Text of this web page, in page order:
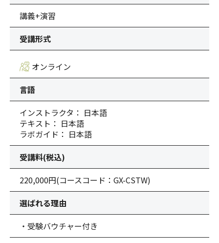
講義+演習
受講形式
オンライン
言語
インストラクタ： 日本語
テキスト： 日本語
ラボガイド： 日本語
受講料(税込)
220,000円(コースコード：GX-CSTW)
選ばれる理由
・受験バウチャー付き